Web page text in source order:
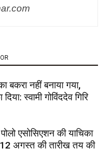
बकरा नहीं बनाया गया,
स्वामी गोविंददेव गिरि
एसोसिएशन की याचिका
अगस्त की तारीख तय की